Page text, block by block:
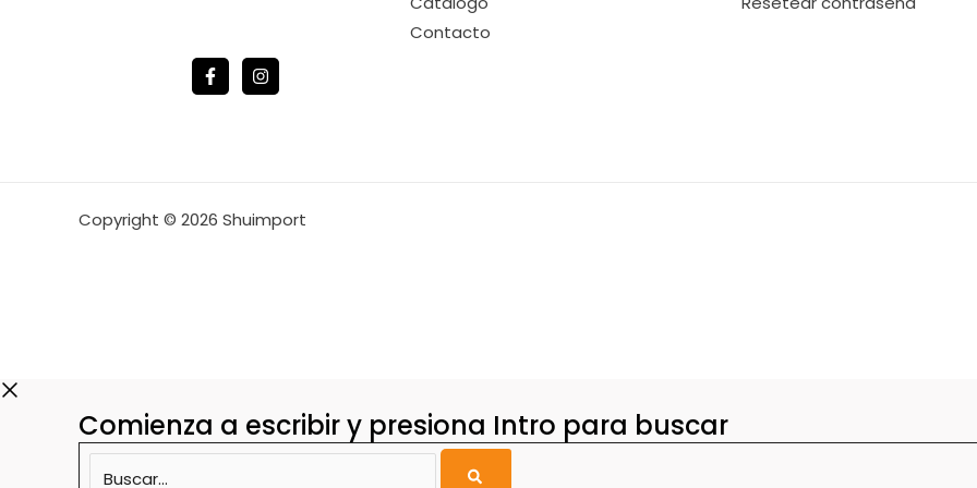
Contacto
Copyright © 2026 Shuimport
Comienza a escribir y presiona Intro para buscar
Buscar...